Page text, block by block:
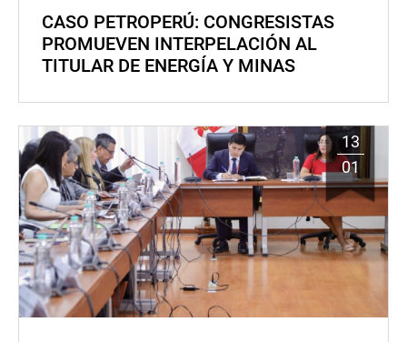
CASO PETROPERÚ: CONGRESISTAS
PROMUEVEN INTERPELACIÓN AL
TITULAR DE ENERGÍA Y MINAS
13
01